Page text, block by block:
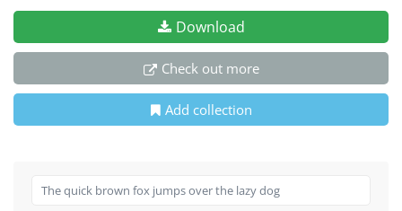
Download
Check out more
Add collection